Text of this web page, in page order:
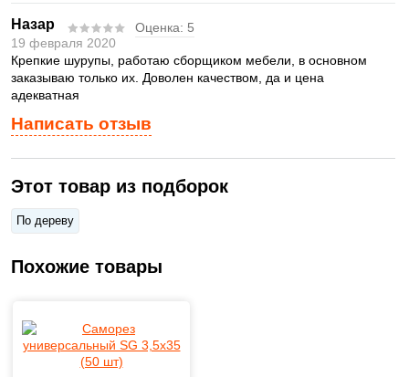
Написать отзыв
Назар Оценка: 5
19 февраля 2020
Крепкие шурупы, работаю сборщиком мебели, в основном
заказываю только их. Доволен качеством, да и цена
адекватная
Этот товар из подборок
По дереву
Похожие товары